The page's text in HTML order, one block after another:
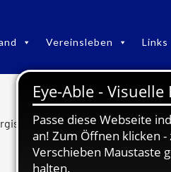
Vereinsleben Links
U17-Meisterschaft Jungen